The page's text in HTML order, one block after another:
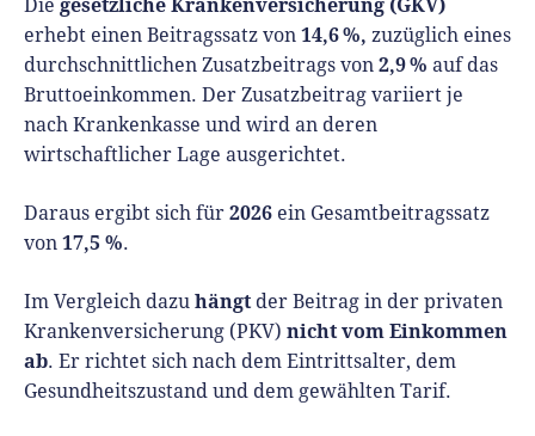
Die
erhebt einen Beitragssatz von 14,6 %, zuzüglich eines
durchschnittlichen Zusatzbeitrags von 2,9 % auf das
Bruttoeinkommen. Der Zusatzbeitrag variiert je
nach Krankenkasse und wird an deren
wirtschaftlicher Lage ausgerichtet.
Daraus ergibt sich für 2026 ein Gesamtbeitragssatz
von 17,5 %.
Im Vergleich dazu hängt der Beitrag in der privaten
Krankenversicherung (PKV) nicht vom Einkommen
ab. Er richtet sich nach dem Eintrittsalter, dem
Gesundheitszustand und dem gewählten Tarif.